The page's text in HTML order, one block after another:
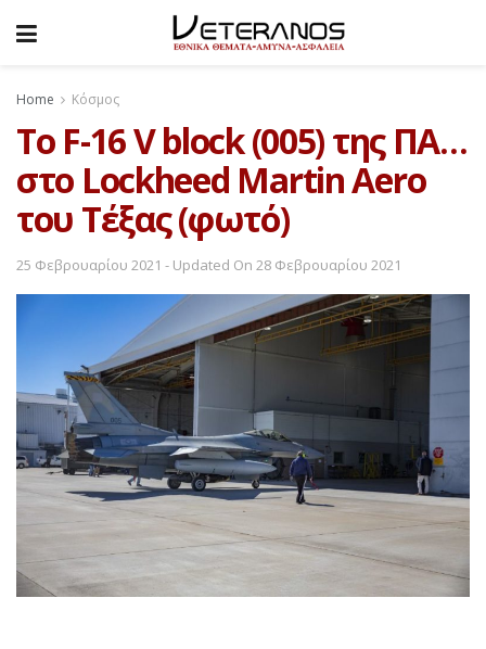
Home Κόσμος
Το F-16 V block (005) της ΠΑ…
στο Lockheed Martin Aero
του Τέξας (φωτό)
25 Φεβρουαρίου 2021 - Updated On 28 Φεβρουαρίου 2021